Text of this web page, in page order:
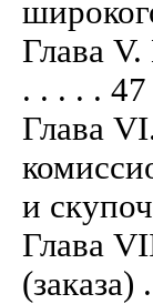
Глава
. . . . . 47
Глава
и
Глава
(заказа)